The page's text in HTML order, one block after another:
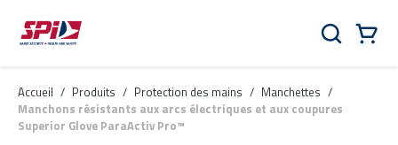
Aller au contenu principal
Skip to menu
Skip to footer
Rechercher
Accueil / Produits / Protection des mains / Manchettes /
Manchons résistants aux arcs électriques et aux coupures
Superior Glove ParaActiv Pro™